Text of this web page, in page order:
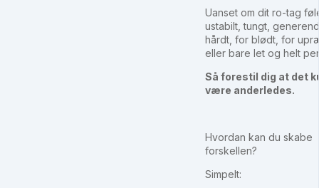
Uanset om dit ro-tag
ustabilt, tungt,
hårdt, for blødt, for
eller bare let og helt
Så forestil dig at det
være anderledes.
Hvordan kan du skabe
forskellen?
Simpelt: